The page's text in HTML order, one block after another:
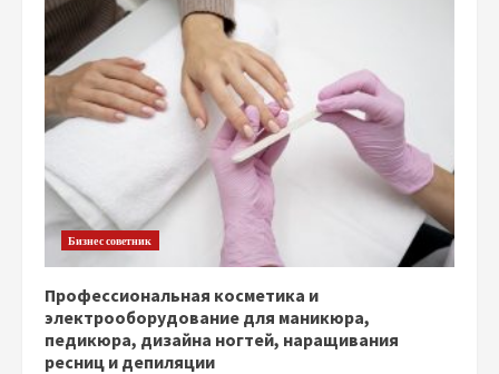
Бизнес советник
Профессиональная косметика и
электрооборудование для маникюра,
педикюра, дизайна ногтей, наращивания
ресниц и депиляции